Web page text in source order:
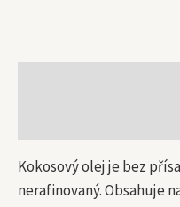
Kokosový olej je bez
nerafinovaný. Obsahuje